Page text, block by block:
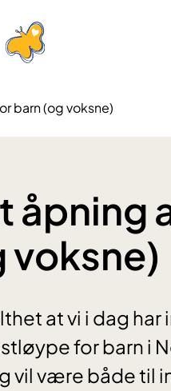
barn (og voksne)
åpning
voksne)
at vi i dag
for barn i
vil være både til